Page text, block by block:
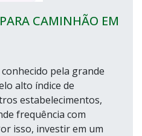
CAMINHÃO EM
pela grande
alto índice de
estabelecimentos,
frequência com
isso, investir em um